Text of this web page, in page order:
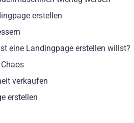
erstellen
eine Landingpage erstellen willst?
verkaufen
erstellen